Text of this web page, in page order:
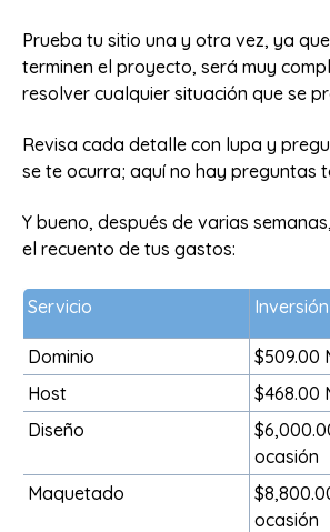
Prueba tu sitio una y otra vez, ya
terminen el proyecto, será muy
resolver cualquier situación que se
Revisa cada detalle con lupa y
se te ocurra; aquí no hay preguntas
Y bueno, después de varias
el recuento de tus gastos:
Servicio Inversión
Dominio
$509.00
Host
$468.00
Diseño
ocasión
Maquetado
ocasión